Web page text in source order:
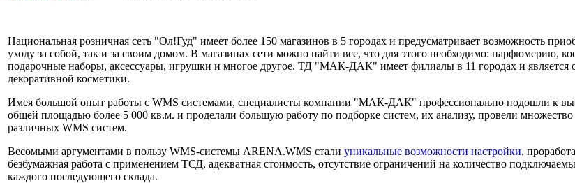
Национальная розничная сеть "Ол!Гуд" имеет более 150 магазинов в 5 городах и предусматривает возможность
уходу за собой, так и за своим домом. В магазинах сети можно найти все, что для этого необходимо: парфюмерию,
подарочные наборы, аксессуары, игрушки и многое другое. ТД "МАК-ДАК" имеет филиалы в 11 городах и
декоративной косметики.
Имея большой опыт работы с WMS системами, специалисты компании "МАК-ДАК" профессионально подошли к
общей площадью более 5 000 кв.м. и проделали большую работу по подборке систем, их анализу, провели
различных WMS систем.
Весомыми аргументами в пользу WMS-системы ARENA.WMS стали уникальные возможности настройки,
безбумажная работа с применением ТСД, адекватная стоимость, отсутствие ограничений на количество
каждого последующего склада.